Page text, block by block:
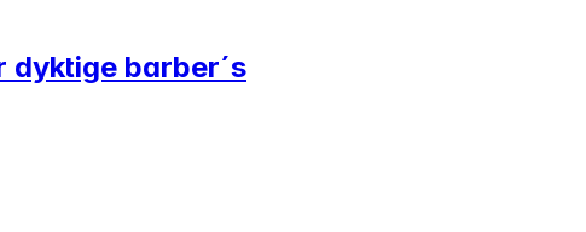
dyktige barber´s